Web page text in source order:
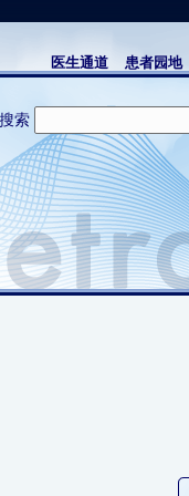
患者园地
医生通道
搜索